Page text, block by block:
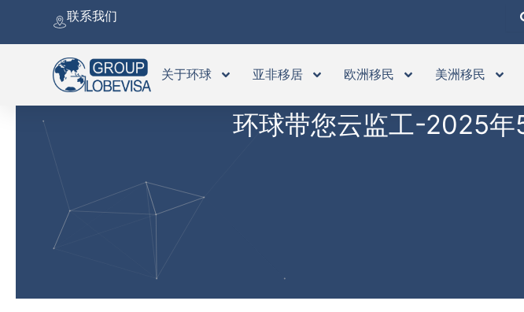
联系我们
关于环球 亚非移居 欧洲移民 美洲移民
环球带您云监工-2025年